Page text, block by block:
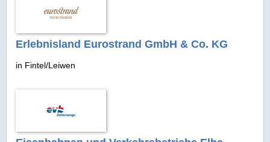
Erlebnisland Eurostrand GmbH & Co. KG
in Fintel/Leiwen